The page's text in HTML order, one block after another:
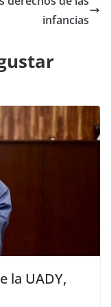
infancias
la UADY,